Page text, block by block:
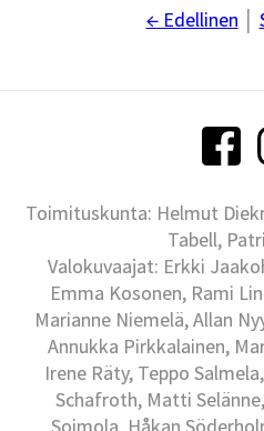
← Edellinen
Toimituskunta: Helmut
Tabell,
Valokuvaajat: Erkki
Emma Kosonen, Rami
Marianne Niemelä, Allan
Annukka Pirkkalainen,
Irene Räty, Teppo
Schafroth, Matti